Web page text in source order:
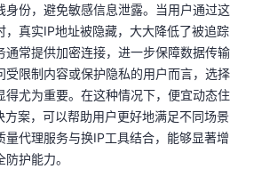
身份，避免敏感信息泄露。当用户通过这
，真实IP地址被隐藏，大大降低了被追踪
通常提供加密连接，进一步保障数据传输
受限制内容或保护隐私的用户而言，选择
得尤为重要。在这种情况下，便宜动态住
案，可以帮助用户更好地满足不同场景
量代理服务与换IP工具结合，能够显著增
护能力。